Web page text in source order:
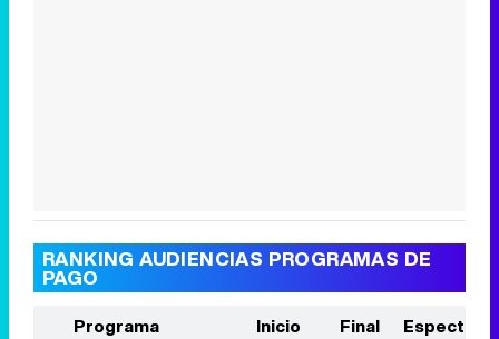
RANKING AUDIENCIAS PROGRAMAS DE
PAGO
Programa Inicio Final